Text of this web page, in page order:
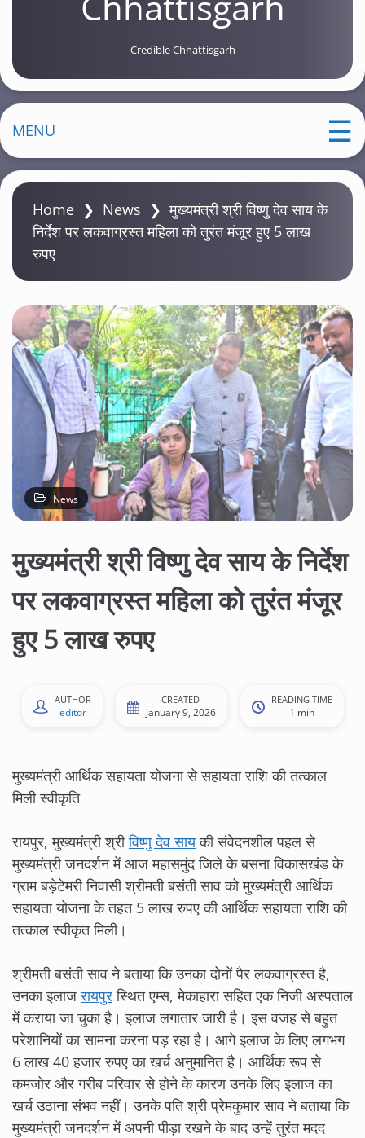
Credible Chhattisgarh
MENU
Home ❯ News ❯मुख्यमंत्री श्री विष्णु देव साय के
निर्देश पर लकवाग्रस्त महिला को तुरंत मंजूर हुए 5 लाख
रुपए
News
मुख्यमंत्री श्री विष्णु देव साय के निर्देश
पर लकवाग्रस्त महिला को तुरंत मंजूर
हुए 5 लाख रुपए
AUTHOR
editor
CREATED
January 9, 2026
READING TIME
1 min
मुख्यमंत्री आर्थिक सहायता योजना से सहायता राशि की तत्काल
मिली स्वीकृति
रायपुर, मुख्यमंत्री श्रीविष्णु देव सायकी संवेदनशील पहल से
मुख्यमंत्री जनदर्शन में आज महासमुंद जिले के बसना विकासखंड के
ग्राम बड़ेटेमरी निवासी श्रीमती बसंती साव को मुख्यमंत्री आर्थिक
सहायता योजना के तहत 5 लाख रुपए की आर्थिक सहायता राशि की
तत्काल स्वीकृत मिली।
श्रीमती बसंती साव ने बताया कि उनका दोनों पैर लकवाग्रस्त है,
उनका इलाजरायपुरस्थित एम्स, मेकाहारा सहित एक निजी अस्पताल
में कराया जा चुका है। इलाज लगातार जारी है। इस वजह से बहुत
परेशानियों का सामना करना पड़ रहा है। आगे इलाज के लिए लगभग
6 लाख 40 हजार रुपए का खर्च अनुमानित है। आर्थिक रूप से
कमजोर और गरीब परिवार से होने के कारण उनके लिए इलाज का
खर्च उठाना संभव नहीं। उनके पति श्री प्रेमकुमार साव ने बताया कि
मुख्यमंत्री जनदर्शन में अपनी पीड़ा रखने के बाद उन्हें तुरंत मदद